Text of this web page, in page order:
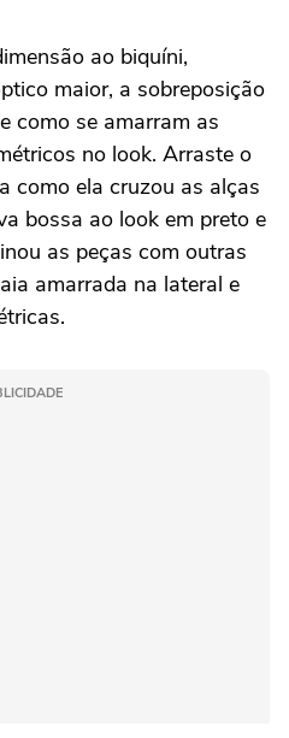
ao biquíni,
maior, a sobreposição
como se amarram as
no look. Arraste o
como ela cruzou as alças
bossa ao look em preto e
as peças com outras
amarrada na lateral e